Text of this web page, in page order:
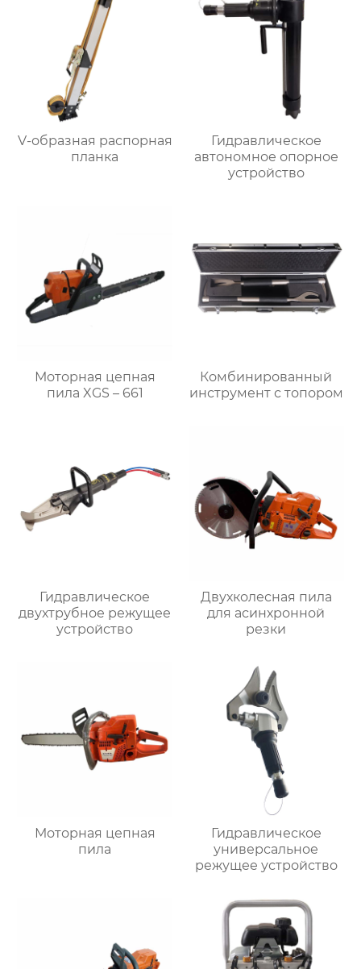
V-образная распорная
планка
Гидравлическое
автономное опорное
устройство
Моторная цепная
пила XGS – 661
Комбинированный
инструмент с топором
Гидравлическое
двухтрубное режущее
устройство
Двухколесная пила
для асинхронной
резки
Моторная цепная
пила
Гидравлическое
универсальное
режущее устройство